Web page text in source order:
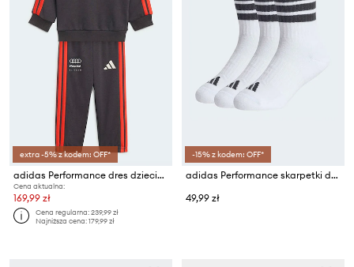
extra -5% z kodem: OFF*
adidas Performance dres dziecięcy AUDI
Cena aktualna:
169,99 zł
Cena regularna:239,99 zł
Najniższa cena:179,99 zł
-15% z kodem: OFF*
adidas Performance skarpetki dziecięce z bawełną 3-pack
49,99 zł